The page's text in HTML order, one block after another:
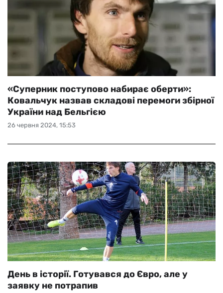
26 червня 2024, 15:53
«Суперник поступово набирає оберти»:
Ковальчук назвав складові перемоги збірної
України над Бельгією
День в історії. Готувався до Євро, але у
заявку не потрапив